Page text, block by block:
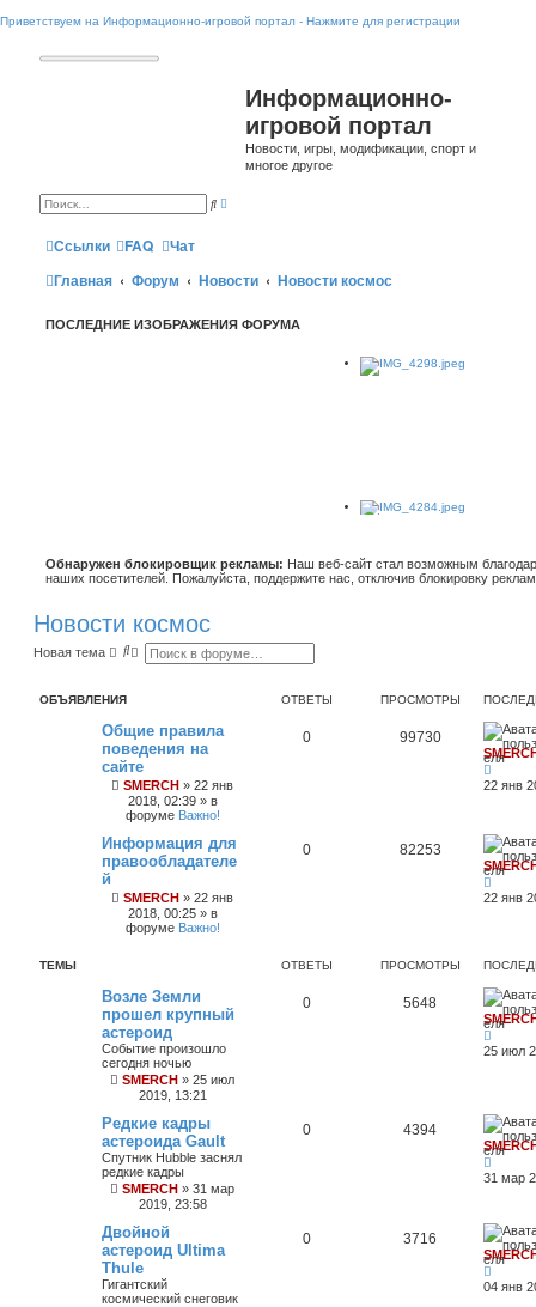
Приветствуем на Информационно-игровой портал - Нажмите для регистрации
Информационно-
игровой портал
Новости, игры, модификации, спорт и
многое другое
П
е
ы
й
Ссылки FAQ
Чат
Главная
Форум Новости Новости космос
ПОСЛЕДНИЕ ИЗОБРАЖЕНИЯ ФОРУМА
Обнаружен блокировщик рекламы: Наш веб-сайт стал возможным
наших посетителей. Пожалуйста, поддержите нас, отключив блокировку
Новости космос
Новая тема
П Р
е
н
н
ы
й
п
о
с
к
ОБЪЯВЛЕНИЯ ОТВЕТЫ ПРОСМОТРЫ
Общие правила
поведения на
сайте
SMERCH » 22 янв
2018, 02:39» в
форуме Важно!
0 99730
22 янв
Информация для
правообладателе
й
SMERCH » 22 янв
2018, 00:25» в
форуме Важно!
0 82253
22 янв
ТЕМЫ ОТВЕТЫ ПРОСМОТРЫ
Возле Земли
прошел крупный
астероид
Событие произошло
сегодня ночью
SMERCH » 25 июл
2019, 13:21
0 5648
25 июл
Редкие кадры
астероида Gault
Спутник Hubble заснял
редкие кадры
SMERCH » 31 мар
2019, 23:58
0 4394
31 мар
Двойной
астероид Ultima
Thule
Гигантский
космический снеговик
0 3716
04 янв